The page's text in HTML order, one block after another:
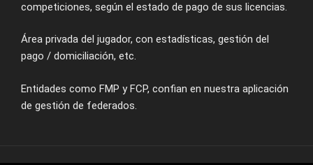
competiciones, según el estado de pago de sus licencias.
Área privada del jugador, con estadísticas, gestión del
pago / domiciliación, etc.
Entidades como FMP y FCP, confian en nuestra aplicación
de gestión de federados.